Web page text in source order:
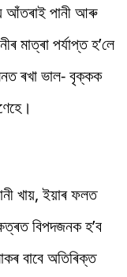
আঁতৰাই পানী আৰু
মাত্ৰা পৰ্যাপ্ত হ’লে
ৰখা ভাল- বৃক্কক
খায়, ইয়াৰ ফলত
বিপদজনক হ’ব
বাবে অতিৰিক্ত